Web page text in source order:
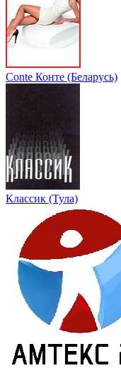
Conte Конте (Беларусь)
Классик (Тула)